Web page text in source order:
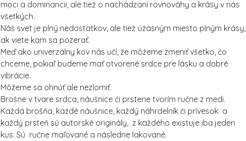
moci a dominancii, ale tiež o nachádzaní rovnováhy a krásy v nás
všetkých.
Náš svet je plný nedostatkov, ale tiež úžasným miesto plným krásy,
ak viete kam sa pozerať.
Meď ako univerzálny kov nás učí, že môžeme zmeniť všetko, čo
chceme, pokiaľ budeme mať otvorené srdce pre lásku a dobré
vibrácie.
Môžeme sa ohnúť ale nezlomiť.
Brošne v tvare srdca, náušnice či prstene tvorím ručne z medi.
Každá brošňa, každé náušnice, každý náhrdelník či prívesok a
každý prsteň sú autorské originály, z každého existuje iba jeden
kus. Sú ručne maľované a následne lakované.